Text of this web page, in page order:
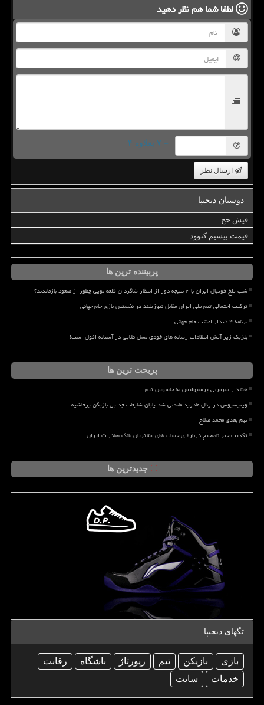
لطفا شما همنظر دهید
= ۷ بعلاوه ۴
ارسال نظر
دوستان دیجیپا
فیش حج
قیمت بیسیم کنوود
پربیننده ترین ها
شب تلخ فوتبال ایران با ۳ نتیجه دور از انتظار شاگردان قلعه نویی چطور از صعود بازماندند؟
ترکیب احتمالی تیم ملی ایران مقابل نیوزیلند در نخستین بازی جام جهانی
برنامه ۴ دیدار امشب جام جهانی
بلژیک زیر آتش انتقادات رسانه های خودی نسل طلایی در آستانه افول است!
پربحث ترین ها
هشدار سرمربی پرسپولیس به جاسوس تیم
وینیسیوس در رئال مادرید ماندنی شد پایان شایعات جدایی بازیکن پرحاشیه
تیم بعدی محمد صلاح
تکذیب خبر ناصحیح درباره ی حساب های مشتریان بانک صادرات ایران
جدیدترین ها
تگهای دیجیپا
بازی بازیكن تیم رپورتاژ باشگاه
رقابت
خدمات
سایت